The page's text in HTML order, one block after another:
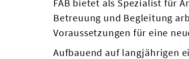
FAB bietet als Spezialist für
Betreuung und Begleitung
Voraussetzungen für eine
Aufbauend auf langjährigen